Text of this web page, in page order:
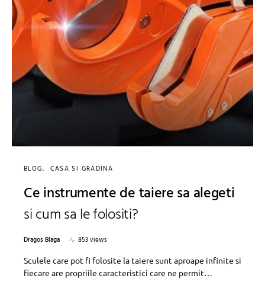
BLOG CASA SI GRADINA
Ce instrumente de taiere sa alegeti
si cum sa le folositi?
Dragos Blaga
853 views
Sculele care pot fi folosite la taiere sunt aproape infinite si
fiecare are propriile caracteristici care ne permit…